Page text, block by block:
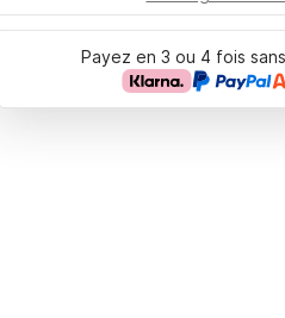
Payez en 3 ou 4 fois